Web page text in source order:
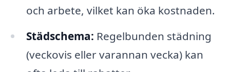
och arbete, vilket kan öka kostnaden.
Städschema: Regelbunden städning
(veckovis eller varannan vecka) kan